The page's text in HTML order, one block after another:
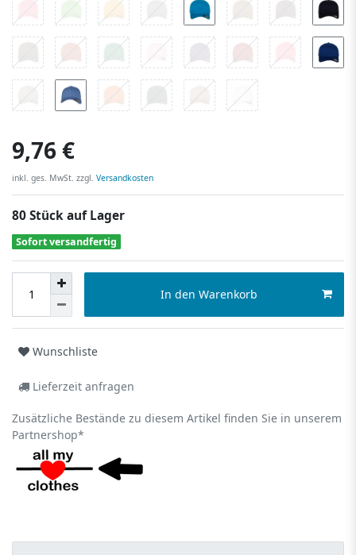
9,76 €
inkl. ges. MwSt. zzgl. Versandkosten
80 Stück auf Lager
Sofort versandfertig
In den Warenkorb
Wunschliste
Lieferzeit anfragen
Zusätzliche Bestände zu diesem Artikel finden Sie in unserem
Partnershop*